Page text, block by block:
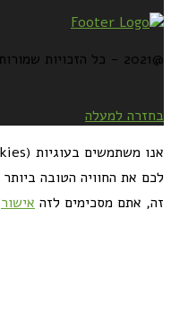
@2021 - כל הזכויות שמורות למירב גביש | ביצוע
בחזרה למעלה
לכם את החוויה הטובה
זה, אתם מסכימים לזה אישור